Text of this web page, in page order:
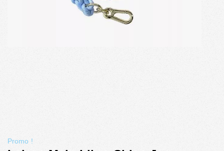
Promo !